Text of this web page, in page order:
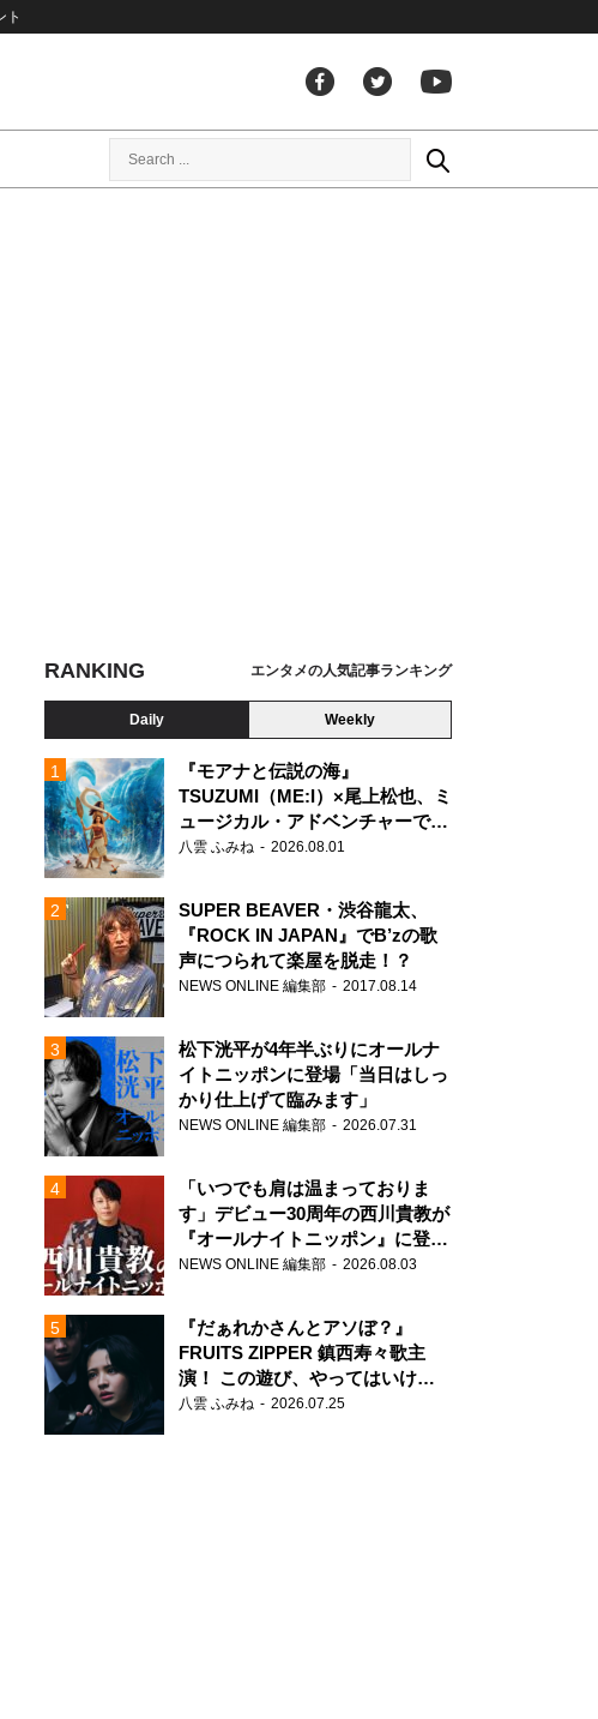
ト
RANKING エンタメの人気記事ランキング
Daily Weekly
『モアナと伝説の海』
TSUZUMI（ME:I）×尾上松也、ミ
ュージカル・アドベンチャーで美
声を響かせる
八雲 ふみね 2026.08.01
SUPER BEAVER・渋谷龍太、
『ROCK IN JAPAN』でB’zの歌
声につられて楽屋を脱走！？
NEWS ONLINE 編集部 2017.08.14
松下洸平が4年半ぶりにオールナ
イトニッポンに登場「当日はしっ
かり仕上げて臨みます」
NEWS ONLINE 編集部 2026.07.31
「いつでも肩は温まっておりま
す」デビュー30周年の西川貴教が
『オールナイトニッポン』に登
場！
NEWS ONLINE 編集部 2026.08.03
『だぁれかさんとアソぼ？』
FRUITS ZIPPER 鎮西寿々歌主
演！ この遊び、やってはいけま
せん。
八雲 ふみね 2026.07.25